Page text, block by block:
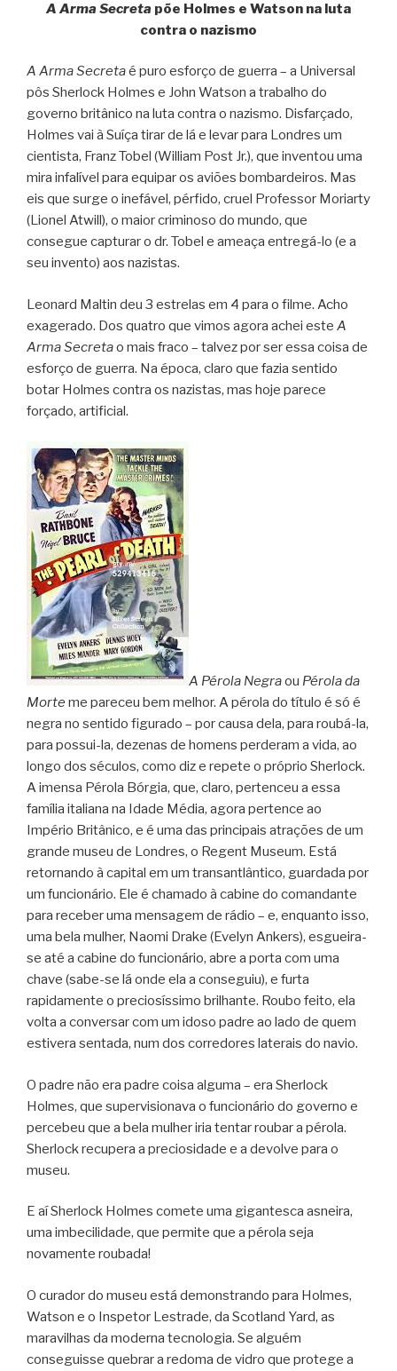
A Arma Secreta põe Holmes e Watson na luta
contra o nazismo
A Arma Secretaé puro esforço de guerra – a Universal
pôs Sherlock Holmes e John Watson a trabalho do
governo britânico na luta contra o nazismo. Disfarçado,
Holmes vai à Suíça tirar de lá e levar para Londres um
cientista, Franz Tobel (William Post Jr.), que inventou uma
mira infalível para equipar os aviões bombardeiros. Mas
eis que surge o inefável, pérfido, cruel Professor Moriarty
(Lionel Atwill), o maior criminoso do mundo, que
consegue capturar o dr. Tobel e ameaça entregá-lo (e a
seu invento) aos nazistas.
Leonard Maltin deu 3 estrelas em 4 para o filme. Acho
exagerado. Dos quatro que vimos agora achei este A
Arma Secretao mais fraco – talvez por ser essa coisa de
esforço de guerra. Na época, claro que fazia sentido
botar Holmes contra os nazistas, mas hoje parece
forçado, artificial.
A Pérola Negraou Pérola da
Morte me pareceu bem melhor. A pérola do título é só é
negra no sentido figurado – por causa dela, para roubá-la,
para possui-la, dezenas de homens perderam a vida, ao
longo dos séculos, como diz e repete o próprio Sherlock.
A imensa Pérola Bórgia, que, claro, pertenceu a essa
família italiana na Idade Média, agora pertence ao
Império Britânico, e é uma das principais atrações de um
grande museu de Londres, o Regent Museum. Está
retornando à capital em um transantlântico, guardada por
um funcionário. Ele é chamado à cabine do comandante
para receber uma mensagem de rádio – e, enquanto isso,
uma bela mulher, Naomi Drake (Evelyn Ankers), esgueira-
se até a cabine do funcionário, abre a porta com uma
chave (sabe-se lá onde ela a conseguiu), e furta
rapidamente o preciosíssimo brilhante. Roubo feito, ela
volta a conversar com um idoso padre ao lado de quem
estivera sentada, num dos corredores laterais do navio.
O padre não era padre coisa alguma – era Sherlock
Holmes, que supervisionava o funcionário do governo e
percebeu que a bela mulher iria tentar roubar a pérola.
Sherlock recupera a preciosidade e a devolve para o
museu.
E aí Sherlock Holmes comete uma gigantesca asneira,
uma imbecilidade, que permite que a pérola seja
novamente roubada!
O curador do museu está demonstrando para Holmes,
Watson e o Inspetor Lestrade, da Scotland Yard, as
maravilhas da moderna tecnologia. Se alguém
conseguisse quebrar a redoma de vidro que protege a